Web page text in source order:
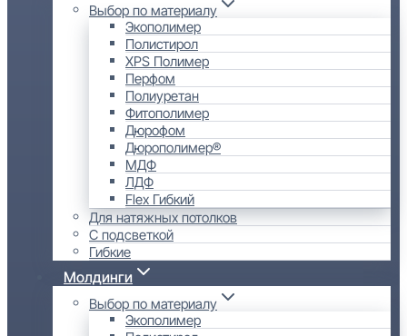
Выбор по материалу
Экополимер
Полистирол
XPS Полимер
Перфом
Полиуретан
Фитополимер
Дюрофом
Дюрополимер®
МДФ
ЛДФ
Flex Гибкий
Для натяжных потолков
С подсветкой
Гибкие
Молдинги
Выбор по материалу
Экополимер